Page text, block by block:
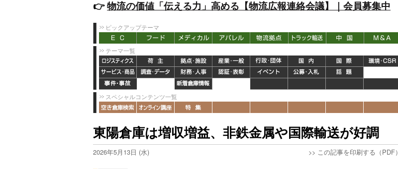
👉️物流の価値「伝える力」高める【物流広報連絡会議】｜会員募集中
ピックアップテーマ
テーマ一覧
スペシャルコンテンツ一覧
東陽倉庫は増収増益、非鉄金属や国際輸送が好調
2026年5月13日 (水) >> この記事を印刷する（PDF）